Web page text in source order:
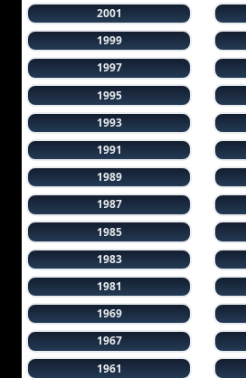
2001
1999
1997
1995
1993
1991
1989
1987
1985
1983
1981
1969
1967
1961